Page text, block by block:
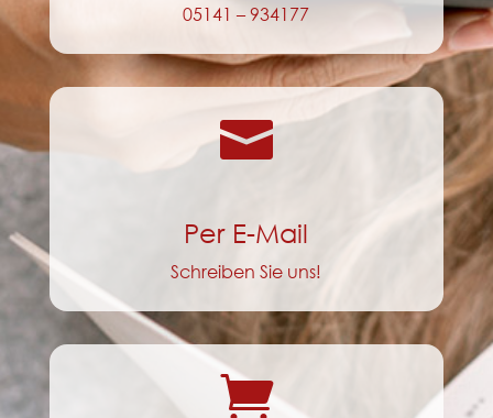
05141 – 934177

Per E-Mail
Schreiben Sie uns!
